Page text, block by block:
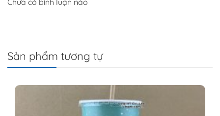
Sản phẩm tương tự